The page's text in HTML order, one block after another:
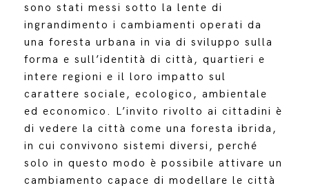
sono stati messi sotto la lente di
ingrandimento i cambiamenti operati da
una foresta urbana in via di sviluppo sulla
forma e sull’identità di città, quartieri e
intere regioni e il loro impatto sul
carattere sociale, ecologico, ambientale
ed economico. L’invito rivolto ai cittadini è
di vedere la città come una foresta ibrida,
in cui convivono sistemi diversi, perché
solo in questo modo è possibile attivare un
cambiamento capace di modellare le città